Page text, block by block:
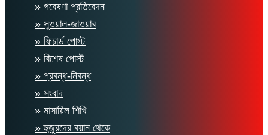
» গবেষণা প্রতিবেদন
» সুওয়াল-জাওয়াব
» ফিচার্ড পোস্ট
» বিশেষ পোস্ট
» প্রবন্ধ-নিবন্ধ
» সংবাদ
» মাসায়িল শিখি
» হুজুরদের বয়ান থেকে